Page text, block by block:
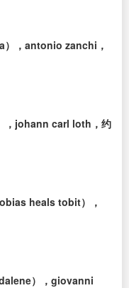
），antonio zanchi，
，johann carl loth，约
heals tobit），
），giovanni